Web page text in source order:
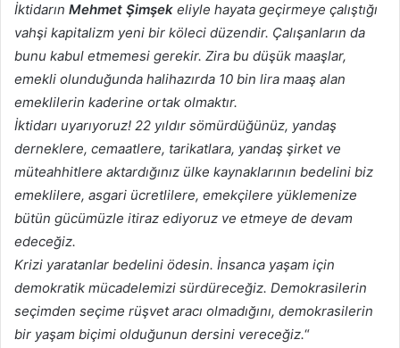
İktidarın Mehmet Şimşek eliyle hayata geçirmeye çalıştığı
vahşi kapitalizm yeni bir köleci düzendir. Çalışanların da
bunu kabul etmemesi gerekir. Zira bu düşük maaşlar,
emekli olunduğunda halihazırda 10 bin lira maaş alan
emeklilerin kaderine ortak olmaktır.
İktidarı uyarıyoruz! 22 yıldır sömürdüğünüz, yandaş
derneklere, cemaatlere, tarikatlara, yandaş şirket ve
müteahhitlere aktardığınız ülke kaynaklarının bedelini biz
emeklilere, asgari ücretlilere, emekçilere yüklemenize
bütün gücümüzle itiraz ediyoruz ve etmeye de devam
edeceğiz.
Krizi yaratanlar bedelini ödesin. İnsanca yaşam için
demokratik mücadelemizi sürdüreceğiz. Demokrasilerin
seçimden seçime rüşvet aracı olmadığını, demokrasilerin
bir yaşam biçimi olduğunun dersini vereceğiz.“